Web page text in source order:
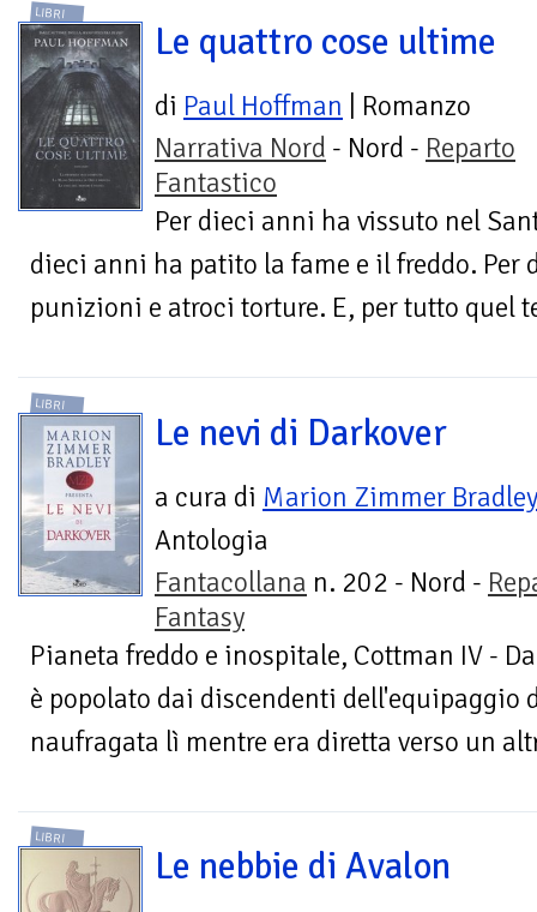
LIBRI
Le quattro cose ultime
di Paul Hoffman | Romanzo
Narrativa Nord - Nord - Reparto
Fantastico
Per dieci anni ha vissuto nel
dieci anni ha patito la fame e il freddo.
punizioni e atroci torture. E, per tutto quel
LIBRI
Le nevi di Darkover
a cura di Marion Zimmer Bradley
Antologia
Fantacollana n. 202 - Nord -
Fantasy
Pianeta freddo e inospitale, Cottman IV -
è popolato dai discendenti dell'equipaggio
naufragata lì mentre era diretta verso un
LIBRI
Le nebbie di Avalon